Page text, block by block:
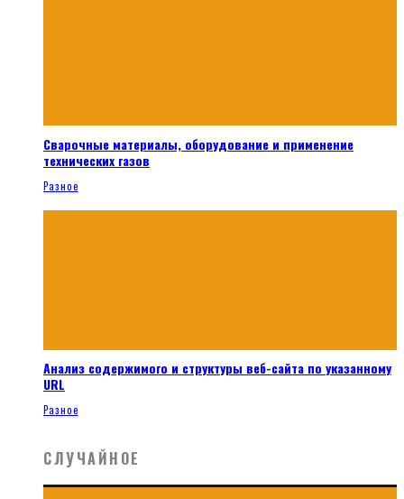
Сварочные материалы, оборудование и применение
технических газов
Разное
Анализ содержимого и структуры веб-сайта по указанному
URL
Разное
СЛУЧАЙНОЕ